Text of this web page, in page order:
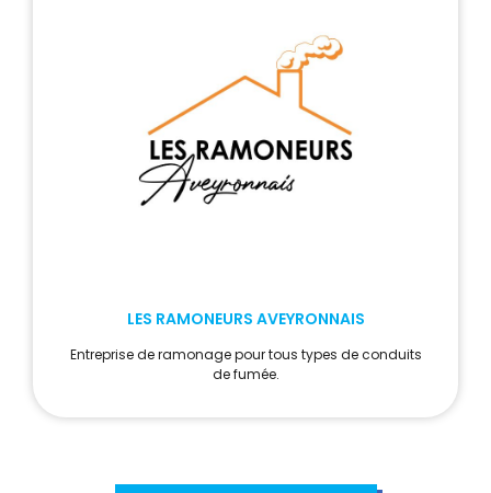
LES RAMONEURS AVEYRONNAIS
Entreprise de ramonage pour tous types de conduits
de fumée.